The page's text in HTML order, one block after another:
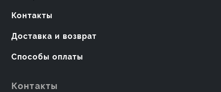
Контакты
Доставка и возврат
Способы оплаты
Контакты